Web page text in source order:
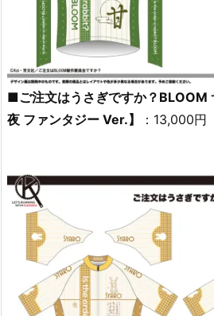
■ご注文はうさぎですか？BLOOM
夜 ファンタジー Ver.】
：13,000円